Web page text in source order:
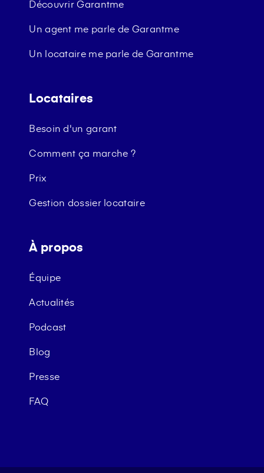
Découvrir Garantme
Un agent me parle de Garantme
Un locataire me parle de Garantme
Locataires
Besoin d'un garant
Comment ça marche ?
Prix
Gestion dossier locataire
À propos
Équipe
Actualités
Podcast
Blog
Presse
FAQ